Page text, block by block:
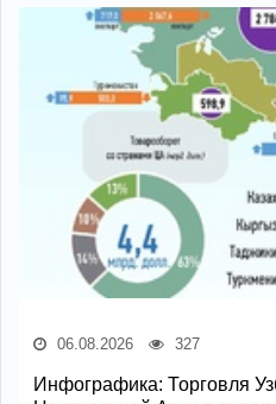
06.08.2026 327
Инфографика: Торговля